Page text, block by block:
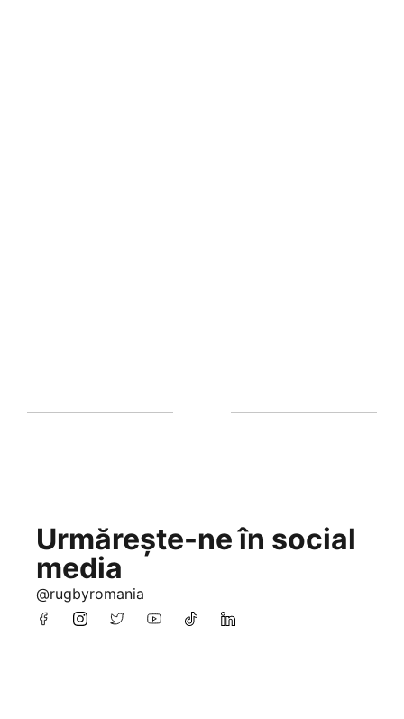
Urmărește-ne în social
media
@rugbyromania